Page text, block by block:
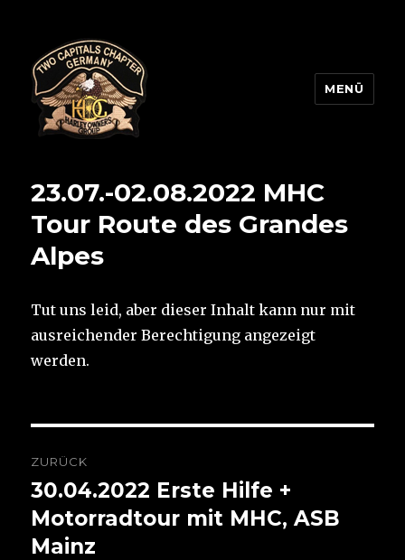
MENÜ
23.07.-02.08.2022 MHC
Tour Route des Grandes
Alpes
Tut uns leid, aber dieser Inhalt kann nur mit
ausreichender Berechtigung angezeigt
werden.
ZURÜCK
Vorheriger
Beitrag:
30.04.2022 Erste Hilfe +
Motorradtour mit MHC, ASB
Mainz